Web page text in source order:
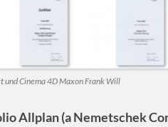
und Cinema 4D Maxon Frank Will
Allplan (a Nemetschek